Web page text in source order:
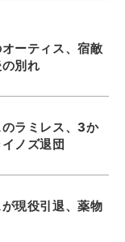
ーティス、宿敵
別れ
ラミレス、3か
ノズ退団
現役引退、薬物